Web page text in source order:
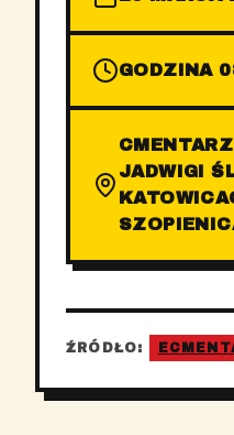
GODZINA
JADWIGI
ŹRÓDŁO: